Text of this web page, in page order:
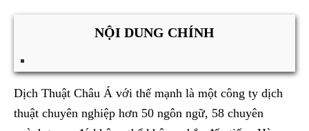
NỘI DUNG CHÍNH
Dịch Thuật Châu Á với thế mạnh là một công ty dịch
thuật chuyên nghiệp hơn 50 ngôn ngữ, 58 chuyên